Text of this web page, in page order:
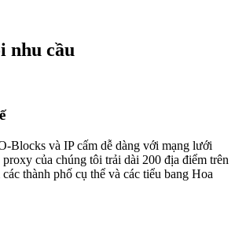
nhu cầu
Blocks và IP cấm dễ dàng với mạng lưới
của chúng tôi trải dài 200 địa điểm trên
thành phố cụ thể và các tiểu bang Hoa